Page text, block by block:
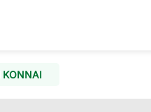
KONNAI